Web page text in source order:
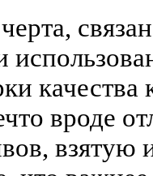
вроде
взятую